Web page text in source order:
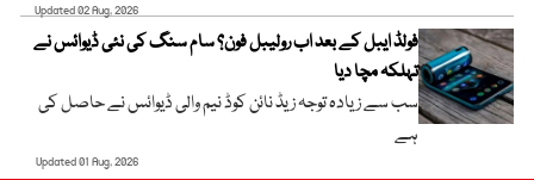
Updated 02 Aug, 2026
فولڈ ایبل کے بعد اب رولیبل فون؟ سام سنگ کی نئی ڈیوائس نے
تہلکہ مچا دیا
سب سے زیادہ توجہ زیڈ نائن کوڈ نیم والی ڈیوائس نے حاصل کی
ہے
Updated 01 Aug, 2026